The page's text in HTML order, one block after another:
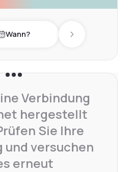
Wann? Next day
Verbindung
hergestellt
Sie Ihre
und versuchen
erneut